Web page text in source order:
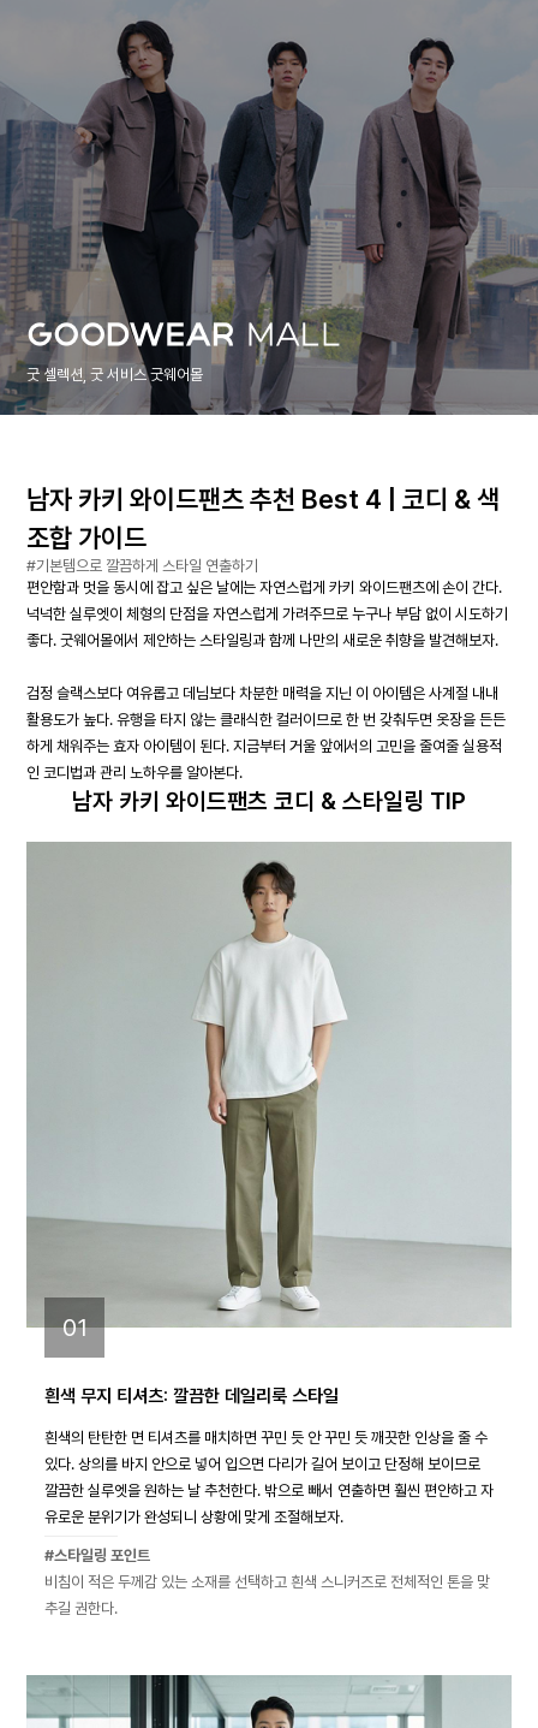
굿 셀렉션, 굿 서비스 굿웨어몰
남자 카키 와이드팬츠 추천 Best 4 | 코디 & 색
조합 가이드
#기본템으로 깔끔하게 스타일 연출하기
편안함과 멋을 동시에 잡고 싶은 날에는 자연스럽게 카키 와이드팬츠에 손이 간다.
넉넉한 실루엣이 체형의 단점을 자연스럽게 가려주므로 누구나 부담 없이 시도하기
좋다. 굿웨어몰에서 제안하는 스타일링과 함께 나만의 새로운 취향을 발견해보자.
검정 슬랙스보다 여유롭고 데님보다 차분한 매력을 지닌 이 아이템은 사계절 내내
활용도가 높다. 유행을 타지 않는 클래식한 컬러이므로 한 번 갖춰두면 옷장을 든든
하게 채워주는 효자 아이템이 된다. 지금부터 거울 앞에서의 고민을 줄여줄 실용적
인 코디법과 관리 노하우를 알아본다.
남자 카키 와이드팬츠 코디 & 스타일링 TIP
01
흰색 무지 티셔츠: 깔끔한 데일리룩 스타일
흰색의 탄탄한 면 티셔츠를 매치하면 꾸민 듯 안 꾸민 듯 깨끗한 인상을 줄 수
있다. 상의를 바지 안으로 넣어 입으면 다리가 길어 보이고 단정해 보이므로
깔끔한 실루엣을 원하는 날 추천한다. 밖으로 빼서 연출하면 훨씬 편안하고 자
유로운 분위기가 완성되니 상황에 맞게 조절해보자.
#스타일링 포인트
비침이 적은 두께감 있는 소재를 선택하고 흰색 스니커즈로 전체적인 톤을 맞
추길 권한다.